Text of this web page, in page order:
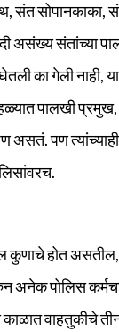
संत सोपानकाका,
असंख्य संतांच्या
का गेली नाही,
पालखी
पण
कुणाचे होत
अनेक पोलिस
काळात वाहतुकीचे